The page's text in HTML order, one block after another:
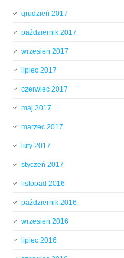
grudzień 2017
październik 2017
wrzesień 2017
lipiec 2017
czerwiec 2017
maj 2017
marzec 2017
luty 2017
styczeń 2017
listopad 2016
październik 2016
wrzesień 2016
lipiec 2016